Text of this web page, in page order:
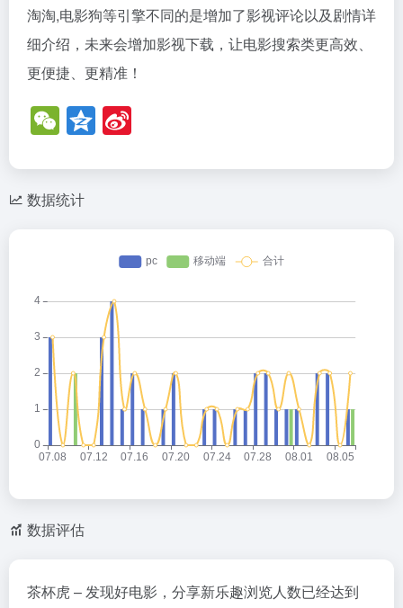
淘淘,电影狗等引擎不同的是增加了影视评论以及剧情详
细介绍，未来会增加影视下载，让电影搜索类更高效、
更便捷、更精准！
W
e
C
h
Q
z
o a
b
o
数据统计
数据评估
茶杯虎 – 发现好电影，分享新乐趣浏览人数已经达到